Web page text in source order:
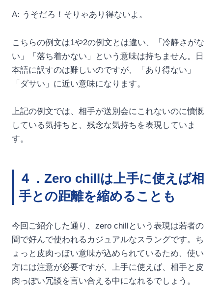
A: うそだろ！そりゃあり得ないよ。
こちらの例文は1や2の例文とは違い、「冷静さがな
い」「落ち着かない」という意味は持ちません。日
本語に訳すのは難しいのですが、「あり得ない」
「ダサい」に近い意味になります。
上記の例文では、相手が送別会にこれないのに憤慨
している気持ちと、残念な気持ちを表現していま
す。
４．Zero chillは上手に使えば相
手との距離を縮めることも
今回ご紹介した通り、zero chillという表現は若者の
間で好んで使われるカジュアルなスラングです。ち
ょっと皮肉っぽい意味が込められているため、使い
方には注意が必要ですが、上手に使えば、相手と皮
肉っぽい冗談を言い合える中になれるでしょう。